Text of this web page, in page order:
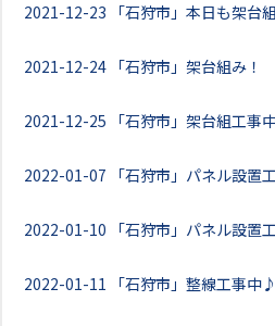
2021-12-23 「石狩市」本日も架台
2021-12-24 「石狩市」架台組み！
2021-12-25 「石狩市」架台組工事
2022-01-07 「石狩市」パネル設置
2022-01-10 「石狩市」パネル設置
2022-01-11 「石狩市」整線工事中♪